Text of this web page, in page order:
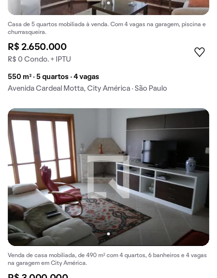
Casa de 5 quartos mobiliada à venda. Com 4 vagas na garagem, piscina e
churrasqueira.
R$ 2.650.000
R$ 0 Condo. + IPTU
550 m² · 5 quartos · 4 vagas
Avenida Cardeal Motta, City América · São Paulo
Venda de casa mobiliada, de 490 m² com 4 quartos, 6 banheiros e 4 vagas
na garagem em City América.